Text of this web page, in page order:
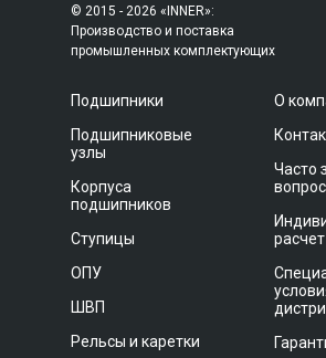
© 2015 - 2026 «INNER»:
Производство и поставка
промышленных комплектующих
Подшипники
Подшипниковые
узлы
Корпуса
подшипников
Ступицы
ОПУ
ШВП
Рельсы и каретки
О
Часто